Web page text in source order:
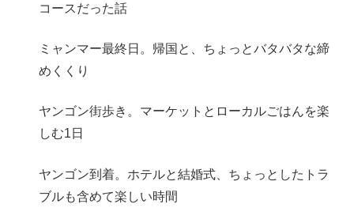
コースだった話
ミャンマー最終日。帰国と、ちょっとバタバタな締
めくくり
ヤンゴン街歩き。マーケットとローカルごはんを楽
しむ1日
ヤンゴン到着。ホテルと結婚式、ちょっとしたトラ
ブルも含めて楽しい時間